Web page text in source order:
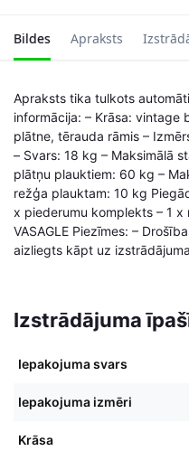
Bildes Apraksts
Apraksts tika tulkots
informācija: – Krāsa: vintage
plātne, tērauda rāmis –
– Svars: 18 kg – Maksimālā
plātņu plauktiem: 60 kg –
režģa plauktam: 10 kg
x piederumu komplekts – 1 x
VASAGLE Piezīmes: –
aizliegts kāpt uz
Izstrādājuma
Iepakojuma svars
Iepakojuma izmēri
Krāsa